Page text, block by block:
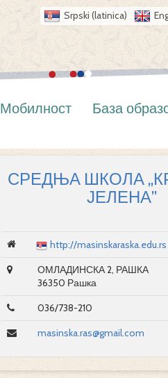
Srpski (latinica)
Мобилност
База
СРЕДЊА ШКОЛА
ЈЕЛЕНА”
http://masinskaraska.edu.rs
ОМЛАДИНСКА 2, РАШКА
36350 Рашка
036/738-210
masinska.ras@gmail.com